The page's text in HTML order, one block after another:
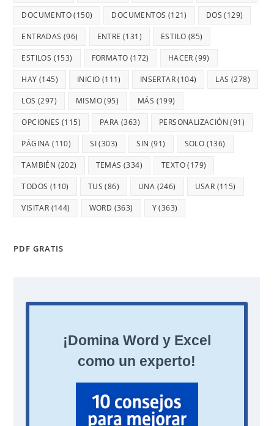
DOCUMENTO(150) DOCUMENTOS (121) DOS (129)
ENTRADAS (96) ENTRE (131) ESTILO (85)
ESTILOS (153) FORMATO (172) HACER (99)
HAY (145) INICIO (111) INSERTAR(104) LAS (278)
LOS (297) MISMO(95) MÁS (199)
OPCIONES (115) PARA (363) PERSONALIZACIÓN (91)
PÁGINA (110) SI(303) SIN (91) SOLO (136)
TAMBIÉN (202) TEMAS (334) TEXTO(179)
TODOS (110) TUS (86) UNA (246) USAR (115)
VISITAR (144) WORD (363) Y(363)
PDF GRATIS